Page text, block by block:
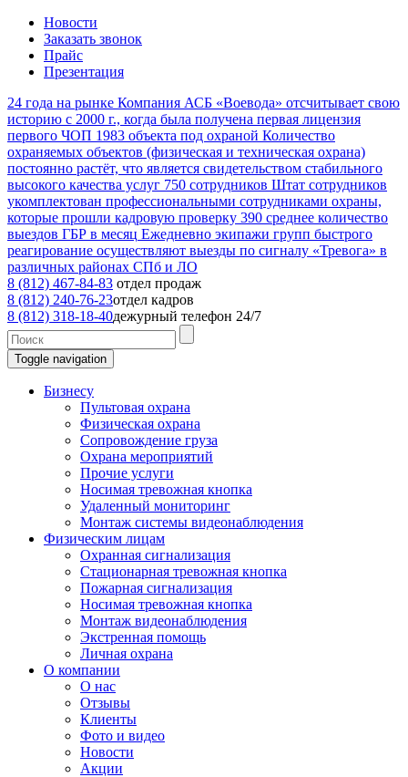
Новости
Заказать звонок
Прайс
Презентация
24 года на рынке Компания АСБ «Воевода» отсчитывает свою
историю с 2000 г., когда была получена первая лицензия
первого ЧОП 1983 объекта под охраной Количество
охраняемых объектов (физическая и техническая охрана)
постоянно растёт, что является свидетельством стабильного
высокого качества услуг 750 сотрудников Штат сотрудников
укомплектован профессиональными сотрудниками охраны,
которые прошли кадровую проверку 390 среднее количество
выездов ГБР в месяц Ежедневно экипажи групп быстрого
реагирование осуществляют выезды по сигналу «Тревога» в
различных районах СПб и ЛО
8 (812) 467-84-83 отдел продаж
8 (812) 240-76-23отдел кадров
8 (812) 318-18-40дежурный телефон 24/7
Toggle navigation
Бизнесу
Пультовая охрана
Физическая охрана
Сопровождение груза
Охрана мероприятий
Прочие услуги
Носимая тревожная кнопка
Удаленный мониторинг
Монтаж системы видеонаблюдения
Физическим лицам
Охранная сигнализация
Стационарная тревожная кнопка
Пожарная сигнализация
Носимая тревожная кнопка
Монтаж видеонаблюдения
Экстренная помощь
Личная охрана
О компании
О нас
Отзывы
Клиенты
Фото и видео
Новости
Акции